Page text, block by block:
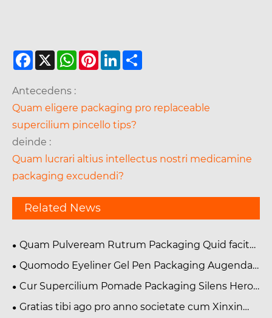
Facebook
X WhatsApp
PinterestLinkedIn
Antecedens :
Quam eligere packaging pro replaceable
supercilium pincello tips?
deinde :
Quam lucrari altius intellectus nostri medicamine
packaging excudendi?
Related News
Quam Pulveream Rutrum Packaging Quid facit
Essentiale et Cur Negotium in Modern Cosmetics
Industry
Quomodo Eyeliner Gel Pen Packaging Augendae
Pulchritudo Product Appellatio?
Cur Supercilium Pomade Packaging Silens Hero
of Your Brand?
Gratias tibi ago pro anno societate cum Xinxin